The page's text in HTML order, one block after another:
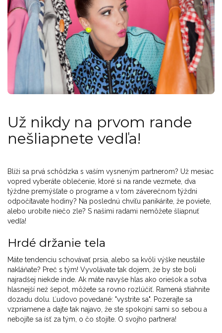
Už nikdy na prvom rande
nešliapnete vedľa!
Blíži sa prvá schôdzka s vaším vysneným partnerom? Už mesiac
vopred vyberáte oblečenie, ktoré si na rande vezmete, dva
týždne premýšľate o programe a v tom záverečnom týždni
odpočítavate hodiny? Na poslednú chvíľu panikárite, že poviete,
alebo urobíte niečo zle? S našimi radami nemôžete šliapnuť
vedľa!
Hrdé držanie tela
Máte tendenciu schovávať prsia, alebo sa kvôli výške neustále
nakláňate? Preč s tým! Vyvolávate tak dojem, že by ste boli
najradšej niekde inde. Ak máte navyše hlas ako oriešok a sotva
hlasnejší než šepot, môžete sa rovno rozlúčiť. Ramená stiahnite
dozadu dolu. Ľudovo povedané: "vystrite sa". Pozerajte sa
vzpriamene a dajte tak najavo, že ste spokojní sami so sebou a
nebojíte sa ísť za tým, o čo stojíte. O svojho partnera!